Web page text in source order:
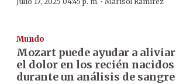
Mundo
Mozart puede ayudar a aliviar
el dolor en los recién nacidos
durante un análisis de sangre